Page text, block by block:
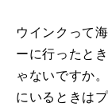
ウインクって
ーに行ったと
ゃないですか
にいるときは